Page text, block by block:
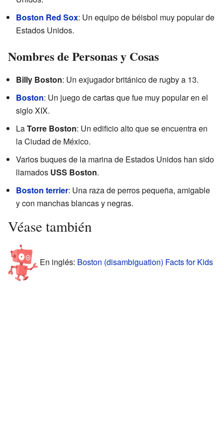
Boston Red Sox: Un equipo de béisbol muy popular de
Estados Unidos.
Nombres de Personas y Cosas
Billy Boston: Un exjugador británico de rugby a 13.
Boston: Un juego de cartas que fue muy popular en el
siglo XIX.
LaTorre Boston: Un edificio alto que se encuentra en
la Ciudad de México.
Varios buques de la marina de Estados Unidos han sido
llamados USS Boston.
Boston terrier: Una raza de perros pequeña, amigable
y con manchas blancas y negras.
Véase también
En inglés: Boston (disambiguation) Facts for Kids